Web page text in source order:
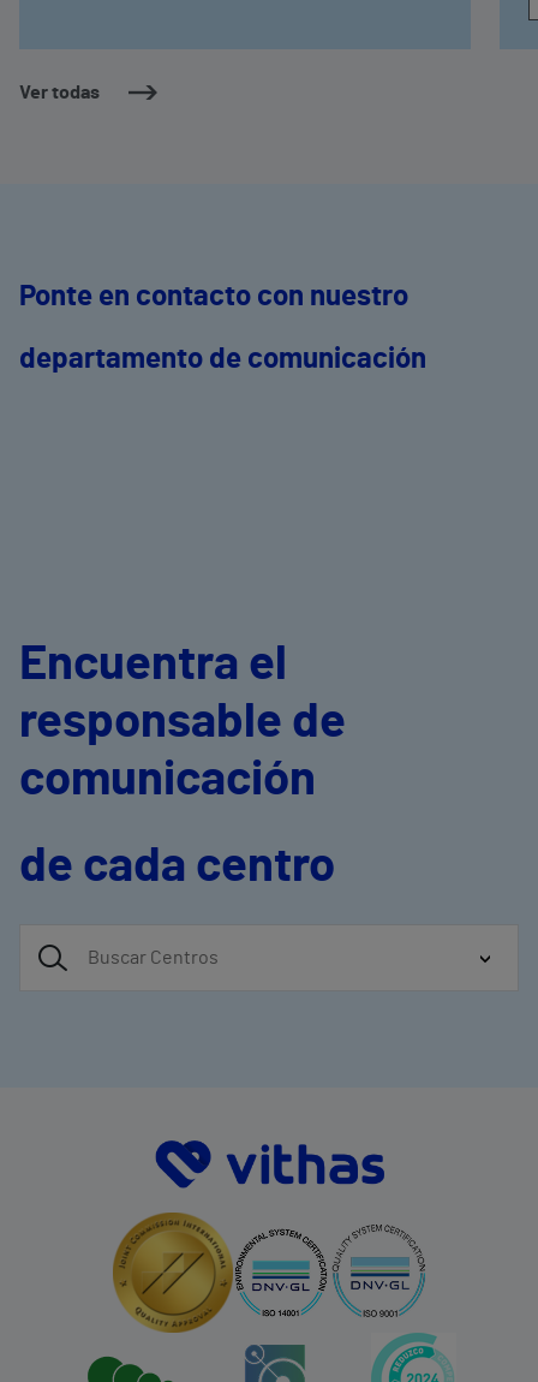
Ver todas
Ponte en contacto con nuestro
departamento de comunicación
Encuentra el
responsable de
comunicación
de cada centro